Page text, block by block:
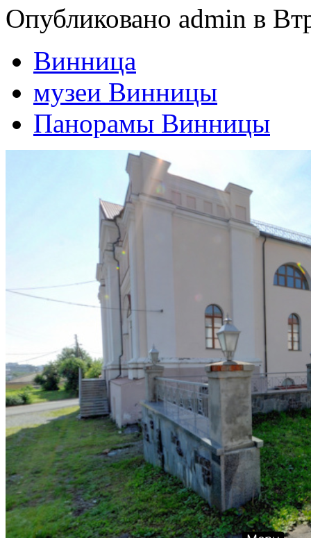
Опубликовано admin в
Винница
музеи Винницы
Панорамы Винницы